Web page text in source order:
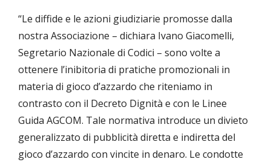
“Le diffide e le azioni giudiziarie promosse dalla
nostra Associazione – dichiara Ivano Giacomelli,
Segretario Nazionale di Codici – sono volte a
ottenere l’inibitoria di pratiche promozionali in
materia di gioco d’azzardo che riteniamo in
contrasto con il Decreto Dignità e con le Linee
Guida AGCOM. Tale normativa introduce un divieto
generalizzato di pubblicità diretta e indiretta del
gioco d’azzardo con vincite in denaro. Le condotte